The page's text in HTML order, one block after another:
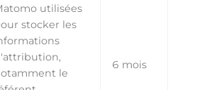
utilisées
stocker les
le
6 mois